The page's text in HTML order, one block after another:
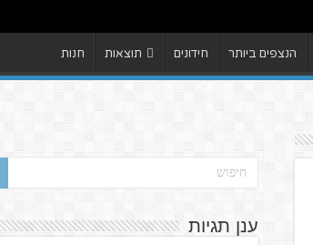
הנצפים ביותר חידונים תוצאות חנות
ענן תגיות